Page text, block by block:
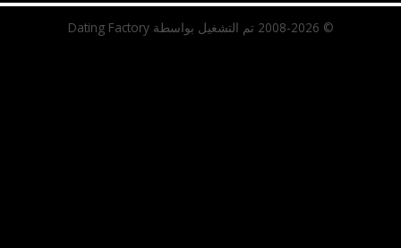
© 2008-2026 تم التشغيل بواسطة Dating Factory